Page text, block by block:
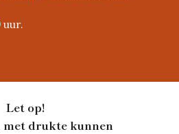
Let op!
drukte kunnen